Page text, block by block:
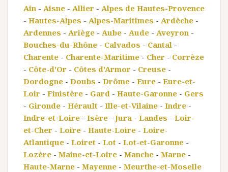
Ain - Aisne - Allier - Alpes de Hautes-Provence
- Hautes-Alpes - Alpes-Maritimes - Ardèche -
Ardennes - Ariège - Aube - Aude - Aveyron -
Bouches-du-Rhône - Calvados - Cantal -
Charente - Charente-Maritime - Cher - Corrèze
- Côte-d'Or - Côtes d'Armor - Creuse -
Dordogne - Doubs - Drôme - Eure - Eure-et-
Loir - Finistère - Gard - Haute-Garonne - Gers
- Gironde - Hérault - Ille-et-Vilaine - Indre -
Indre-et-Loire - Isère - Jura - Landes - Loir-
et-Cher - Loire - Haute-Loire - Loire-
Atlantique - Loiret - Lot - Lot-et-Garonne -
Lozère - Maine-et-Loire - Manche - Marne -
Haute-Marne - Mayenne - Meurthe-et-Moselle